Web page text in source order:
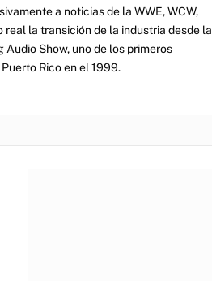
a noticias de la WWE, WCW,
real la transición de la industria desde la
Show, uno de los primeros
Rico en el 1999.